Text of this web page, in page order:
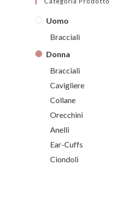
Uomo
Bracciali
Donna
Bracciali
Cavigliere
Collane
Orecchini
Anelli
Ear-Cuffs
Ciondoli